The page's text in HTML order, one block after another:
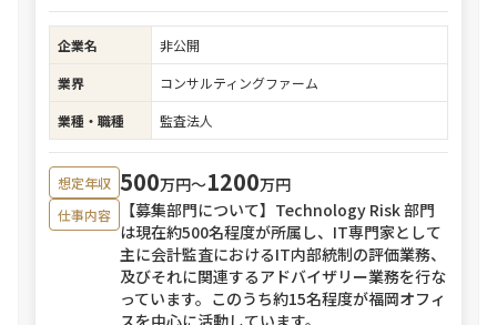
企業名
非公開
業界
コンサルティングファーム
業種・職種
監査法人
想定年収 500万円〜1200万円
仕事内容
【募集部門について】Technology Risk 部門
は現在約500名程度が所属し、IT専門家として
主に会計監査におけるIT内部統制の評価業務、
及びそれに関連するアドバイザリー業務を行な
っています。このうち約15名程度が福岡オフィ
スを中心に活動しています。